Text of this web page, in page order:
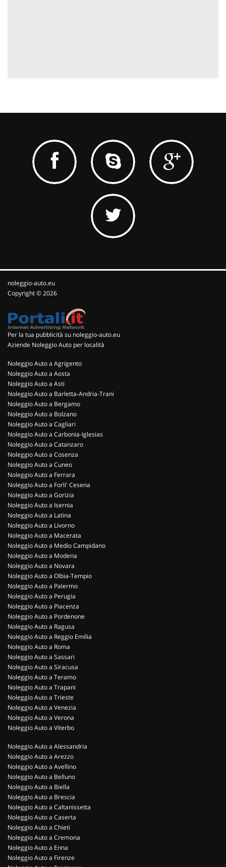
noleggio-auto.eu
Copyright © 2026
Per la tua pubblicità su noleggio-auto.eu
Aziende Noleggio Auto per località
Noleggio Auto a Agrigento
Noleggio Auto a Aosta
Noleggio Auto a Asti
Noleggio Auto a Barletta-Andria-Trani
Noleggio Auto a Bergamo
Noleggio Auto a Bolzano
Noleggio Auto a Cagliari
Noleggio Auto a Carbonia-Iglesias
Noleggio Auto a Catanzaro
Noleggio Auto a Cosenza
Noleggio Auto a Cuneo
Noleggio Auto a Ferrara
Noleggio Auto a Forli' Cesena
Noleggio Auto a Gorizia
Noleggio Auto a Isernia
Noleggio Auto a Latina
Noleggio Auto a Livorno
Noleggio Auto a Macerata
Noleggio Auto a Medio Campidano
Noleggio Auto a Modena
Noleggio Auto a Novara
Noleggio Auto a Olbia-Tempio
Noleggio Auto a Palermo
Noleggio Auto a Perugia
Noleggio Auto a Piacenza
Noleggio Auto a Pordenone
Noleggio Auto a Ragusa
Noleggio Auto a Reggio Emilia
Noleggio Auto a Roma
Noleggio Auto a Sassari
Noleggio Auto a Siracusa
Noleggio Auto a Teramo
Noleggio Auto a Trapani
Noleggio Auto a Trieste
Noleggio Auto a Venezia
Noleggio Auto a Verona
Noleggio Auto a Viterbo
Noleggio Auto a Alessandria
Noleggio Auto a Arezzo
Noleggio Auto a Avellino
Noleggio Auto a Belluno
Noleggio Auto a Biella
Noleggio Auto a Brescia
Noleggio Auto a Caltanissetta
Noleggio Auto a Caserta
Noleggio Auto a Chieti
Noleggio Auto a Cremona
Noleggio Auto a Enna
Noleggio Auto a Firenze